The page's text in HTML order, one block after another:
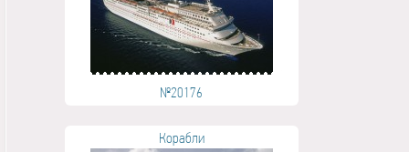
№20176
Корабли